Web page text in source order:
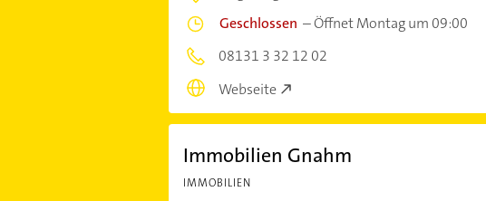
Geschlossen –Öffnet Montag um 09:00
08131 3 32 12 02
Webseite
Immobilien Gnahm
IMMOBILIEN